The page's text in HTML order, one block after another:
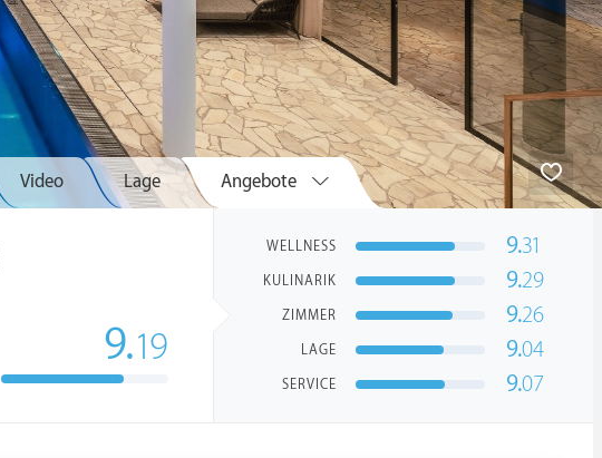
Video Lage Angebote
9.19
WELLNESS 9.31
KULINARIK 9.29
ZIMMER 9.26
LAGE 9.04
SERVICE 9.07